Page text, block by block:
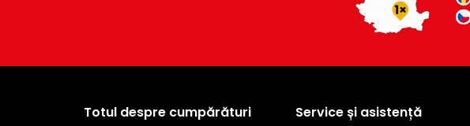
Totul despre cumpărături Service și asistență